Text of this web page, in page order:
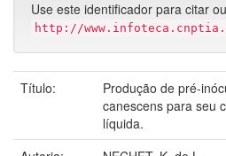
Use este identificador para citar
http://
Título:
Produção de pré-
canescens para seu
líquida.